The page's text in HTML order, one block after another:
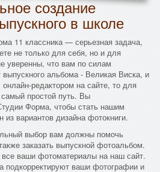
создание
в школе
11 классника — серьезная задача,
не только для себя, но и для
уверенны, что вам по силам
выпускного альбома - Великая Виска, и
редактором на сайте, то для
простой путь. Вы
Форма, чтобы стать нашим
вариантов дизайна фотокниги.
выбор вам должны помочь
заказать выпускной фотоальбом.
все ваши фотоматериалы на наш сайт.
ваши фотографии и